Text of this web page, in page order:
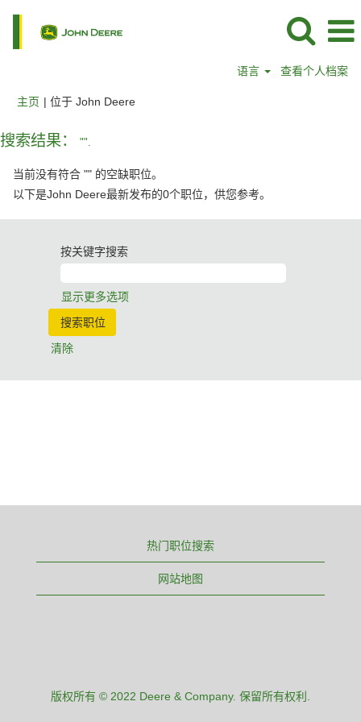
语言 查看个人档案
主页 | 位于 John Deere（当
搜索结果： "".
当前没有符合 "" 的空缺职位。
以下是John Deere最新发布的0个职位，供您参考。
按关键字搜索
显示更多选项
清除
热门职位搜索
网站地图
版权所有 © 2022 Deere & Company. 保留所有权利.